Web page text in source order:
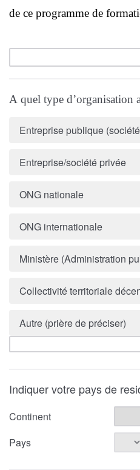
de ce programme de
A quel type d’organisation
Entreprise publique
Entreprise/société privée
ONG nationale
ONG internationale
Ministère (Administration
Collectivité territoriale
Autre (prière de préciser)
Indiquer votre pays de
Continent
Pays